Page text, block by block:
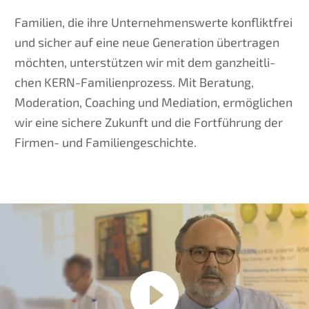
Famili­en, die ihre Unter­neh­mens­wer­te konflikt­frei
und sicher auf eine neue Genera­ti­on übertra­gen
möchten, unter­stüt­zen wir mit dem ganzheit­li­
chen KERN-Famili­en­pro­zess. Mit Beratung,
Modera­ti­on, Coaching und Media­ti­on, ermög­li­chen
wir eine siche­re Zukunft und die Fortfüh­rung der
Firmen- und Familiengeschichte.